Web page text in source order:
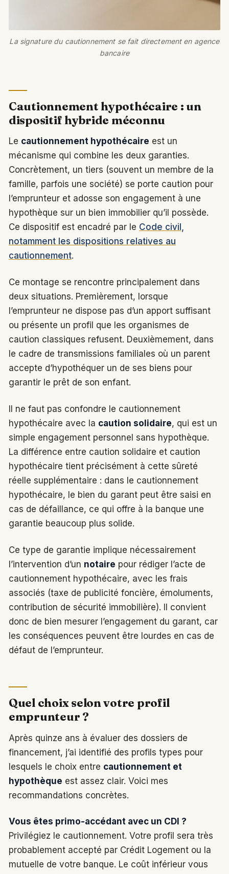
La signature du cautionnement se fait directement en agence
bancaire
Cautionnement hypothécaire : un
dispositif hybride méconnu
Le cautionnement hypothécaire est un
mécanisme qui combine les deux garanties.
Concrètement, un tiers (souvent un membre de la
famille, parfois une société) se porte caution pour
l’emprunteur et adosse son engagement à une
hypothèque sur un bien immobilier qu’il possède.
Ce dispositif est encadré par le Code civil,
notamment les dispositions relatives au
cautionnement.
Ce montage se rencontre principalement dans
deux situations. Premièrement, lorsque
l’emprunteur ne dispose pas d’un apport suffisant
ou présente un profil que les organismes de
caution classiques refusent. Deuxièmement, dans
le cadre de transmissions familiales où un parent
accepte d’hypothéquer un de ses biens pour
garantir le prêt de son enfant.
Il ne faut pas confondre le cautionnement
hypothécaire avec la caution solidaire, qui est un
simple engagement personnel sans hypothèque.
La différence entre caution solidaire et caution
hypothécaire tient précisément à cette sûreté
réelle supplémentaire : dans le cautionnement
hypothécaire, le bien du garant peut être saisi en
cas de défaillance, ce qui offre à la banque une
garantie beaucoup plus solide.
Ce type de garantie implique nécessairement
l’intervention d’un notaire pour rédiger l’acte de
cautionnement hypothécaire, avec les frais
associés (taxe de publicité foncière, émoluments,
contribution de sécurité immobilière). Il convient
donc de bien mesurer l’engagement du garant, car
les conséquences peuvent être lourdes en cas de
défaut de l’emprunteur.
Quel choix selon votre profil
emprunteur ?
Après quinze ans à évaluer des dossiers de
financement, j’ai identifié des profils types pour
lesquels le choix entre cautionnement et
hypothèque est assez clair. Voici mes
recommandations concrètes.
Vous êtes primo-accédant avec un CDI ?
Privilégiez le cautionnement. Votre profil sera très
probablement accepté par Crédit Logement ou la
mutuelle de votre banque. Le coût inférieur vous